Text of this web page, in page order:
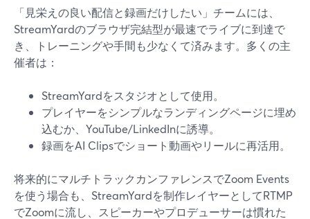
「見栄えの良い配信と録画だけしたい」チームには、
StreamYardのブラウザ完結型が最速でライブに到達で
き、トレーニングや手間も少なくて済みます。多くの主
催者は：
StreamYardをスタジオとして使用。
プレイヤーをシンプルなランディングページに埋め
込むか、YouTube/LinkedInに誘導。
録画をAI Clipsでショート動画やリールに再活用。
将来的にマルチトラックカンファレンスでZoom Events
を使う場合も、StreamYardを制作レイヤーとしてRTMP
でZoomに流し、スピーカーやプロデューサーは慣れた